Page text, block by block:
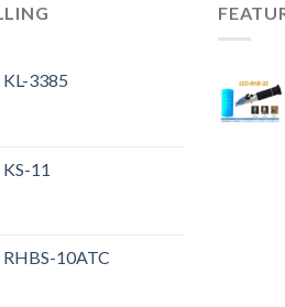
KL-3385
KS-11
RHBS-10ATC